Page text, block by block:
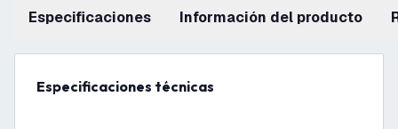
Especificaciones información del producto
Especificaciones técnicas